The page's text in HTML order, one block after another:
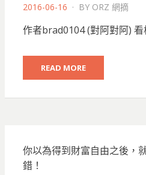
POSTED
2016-06-16 BY ORZ 網摘
作者brad0104 (對阿對阿)
READ MORE
你以為得到財富自由之後，
錯！